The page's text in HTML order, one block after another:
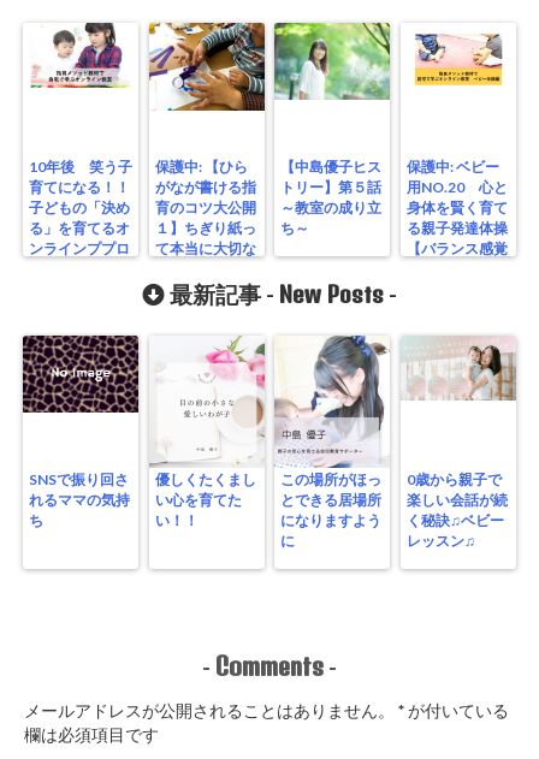
10年後 笑う子
育てになる！！
子どもの「決め
る」を育てるオ
ンラインププロ
保護中: 【ひら
がなが書ける指
育のコツ大公開
１】ちぎり紙っ
て本当に大切な
るの？
【中島優子ヒス
トリー】第５話
～教室の成り立
ち～
保護中: ベビー
用NO.20 心と
身体を賢く育て
る親子発達体操
【バランス感覚
最新記事 - New Posts -
SNSで振り回さ
れるママの気持
ち
優しくたくまし
い心を育てた
い！！
この場所がほっ
とできる居場所
になりますよう
に
0歳から親子で
楽しい会話が続
く秘訣♫ベビー
レッスン♫
- Comments -
メールアドレスが公開されることはありません。 *が付いている
欄は必須項目です